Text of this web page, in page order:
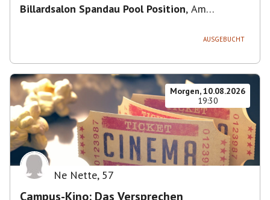
Billardsalon Spandau Pool Position, Am
AUSGEBUCHT
Morgen, 10.08.2026
19:30
Ne Nette, 57
Campus-Kino: Das Versprechen